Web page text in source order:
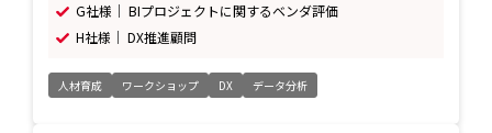
G社様｜ BIプロジェクトに関するベンダ評価
H社様｜ DX推進顧問
人材育成 ワークショップ DX データ分析